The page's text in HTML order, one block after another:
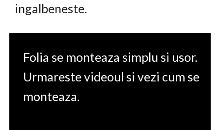
ingalbeneste.
Folia se monteaza simplu si usor.
Urmareste videoul si vezi cum se
monteaza.